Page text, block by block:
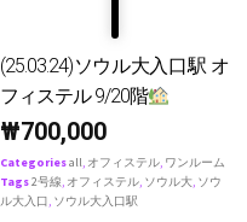
(25.03.24)ソウル大入口駅 オ
フィステル 9/20階
₩700,000
Categoriesall, オフィステル, ワンルーム
Tags2号線, オフィステル, ソウル大, ソウ
ル大入口, ソウル大入口駅